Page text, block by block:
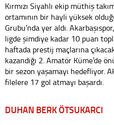
Kırmızı Siyahlı ekip müthiş
ortamının bir hayli yüksek
Grubu’nda yer aldı.
ligde şimdiye kadar 10 puan
haftada prestij maçlarına
kazandığı 2. Amatör Küme’de
bir sezon yaşamayı hedefliyor.
filelere 17 gol atmayı başardı.
DUHAN BERK ÖTSUKARCI